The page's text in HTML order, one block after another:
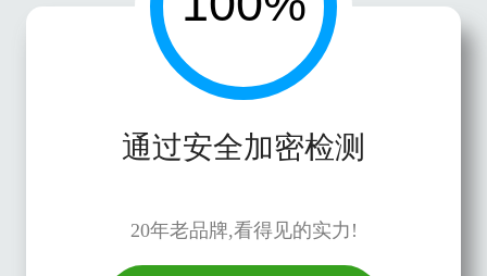
通过安全加密检测
20年老品牌,看得见的实力!